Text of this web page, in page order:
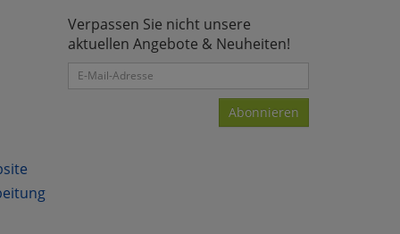
Verpassen Sie nicht unsere
aktuellen Angebote & Neuheiten!
Abonnieren